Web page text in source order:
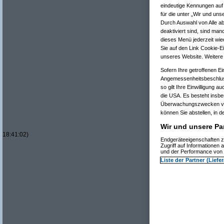
18:41:02)
eindeutige Kennungen
für die unter „Wir und
Durch Auswahl von Alle
deaktiviert sind, sind
dieses Menü jederzeit
Sie auf den Link Cookie-
unseres Website.
Sofern Ihre getroffenen
so gilt Ihre Einwilligung
die USA. Es besteht
Überwachungszwecken
können Sie abstellen, in
Wir und unsere
Endgeräteeigenschaften
Zugriff auf Informationen
und der Performance
Liste der Partner